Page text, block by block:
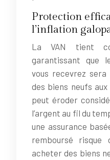
Protection
l’inflation
La VAN tient
garantissant que
vous recevrez
des biens neufs
peut éroder
l’argent au fil du
une assurance
remboursé risque
acheter des biens